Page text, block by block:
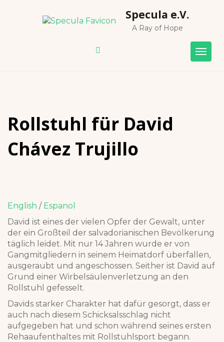
Specula e.V.
A Ray of Hope
Rollstuhl für David
Chávez Trujillo
English / Espanol
David ist eines der vielen Opfer der Gewalt, unter
der ein Großteil der salvadorianischen Bevölkerung
täglich leidet. Mit nur 14 Jahren wurde er von
Gangmitgliedern in seinem Heimatdorf überfallen,
ausgeraubt und angeschossen. Seither ist David auf
Grund einer Wirbelsäulenverletzung an den
Rollstuhl gefesselt.
Davids starker Charakter hat dafür gesorgt, dass er
auch nach diesem Schicksalsschlag nicht
aufgegeben hat und schon während seines ersten
Rehaaufenthaltes mit Rollstuhlsport begann.